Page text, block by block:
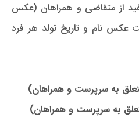
زمینه سفید از متقاضی و همراهان (عکس
عکس نام و تاریخ تولد هر فرد
به سرپرست و همراهان)
به سرپرست و همراهان)